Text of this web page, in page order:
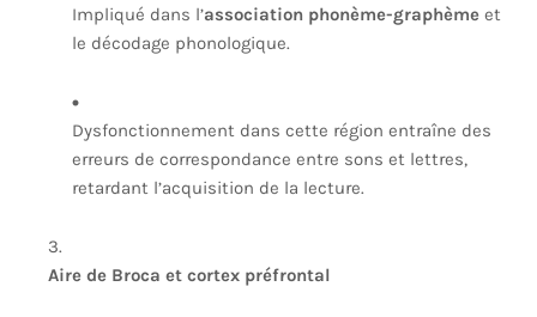
Impliqué dans l’association phonème-graphème et
le décodage phonologique.
Dysfonctionnement dans cette région entraîne des
erreurs de correspondance entre sons et lettres,
retardant l’acquisition de la lecture.
Aire de Broca et cortex préfrontal